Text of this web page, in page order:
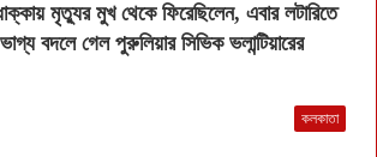
মৃত্যুর মুখ থেকে ফিরেছিলেন, এবার লটারিতে
বদলে গেল পুরুলিয়ার সিভিক ভলান্টিয়ারের
কলকাতা